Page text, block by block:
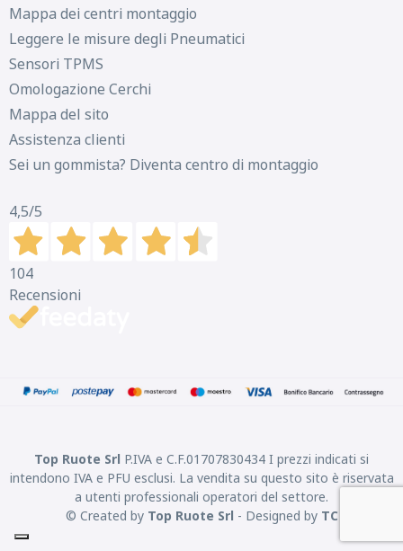
Mappa dei centri montaggio
Leggere le misure degli Pneumatici
Sensori TPMS
Omologazione Cerchi
Mappa del sito
Assistenza clienti
Sei un gommista? Diventa centro di montaggio
4,5/5
104
Recensioni
Top Ruote Srl P.IVA e C.F.01707830434 I prezzi indicati si
intendono IVA e PFU esclusi. La vendita su questo sito è riservata
a utenti professionali operatori del settore.
© Created by Top Ruote Srl - Designed by TC